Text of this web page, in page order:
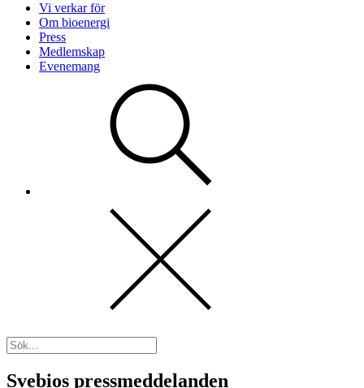
Vi verkar för
Om bioenergi
Press
Medlemskap
Evenemang
Svebios pressmeddelanden